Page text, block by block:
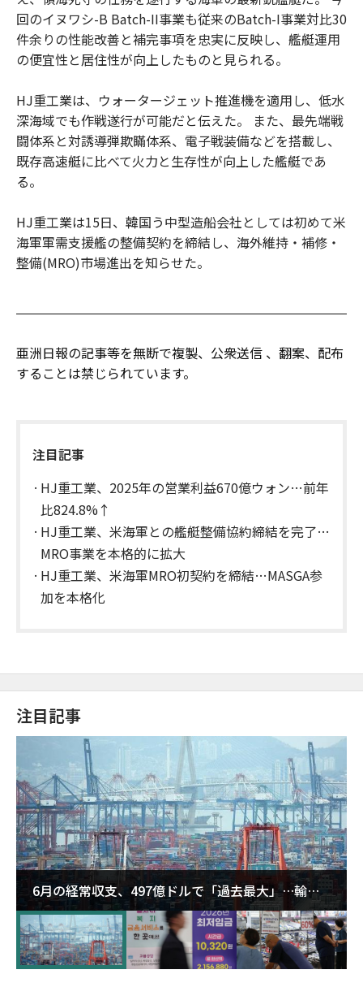
回のイヌワシ-B Batch-II事業も従来のBatch-I事業対比30
件余りの性能改善と補完事項を忠実に反映し、艦艇運用
の便宜性と居住性が向上したものと見られる。
HJ重工業は、ウォータージェット推進機を適用し、低水
深海域でも作戦遂行が可能だと伝えた。 また、最先端戦
闘体系と対誘導弾欺瞞体系、電子戦装備などを搭載し、
既存高速艇に比べて火力と生存性が向上した艦艇であ
る。
HJ重工業は15日、韓国う中型造船会社としては初めて米
海軍軍需支援艦の整備契約を締結し、海外維持・補修・
整備(MRO)市場進出を知らせた。
亜洲日報の記事等を無断で複製、公衆送信 、翻案、配布
することは禁じられています。
注目記事
HJ重工業、2025年の営業利益670億ウォン…前年
比824.8%↑
HJ重工業、米海軍との艦艇整備協約締結を完了…
MRO事業を本格的に拡大
HJ重工業、米海軍MRO初契約を締結…MASGA参
加を本格化
注目記事
6月の経常収支、497億ドルで「過去最大」…輸出
が初の1000億ドル突破